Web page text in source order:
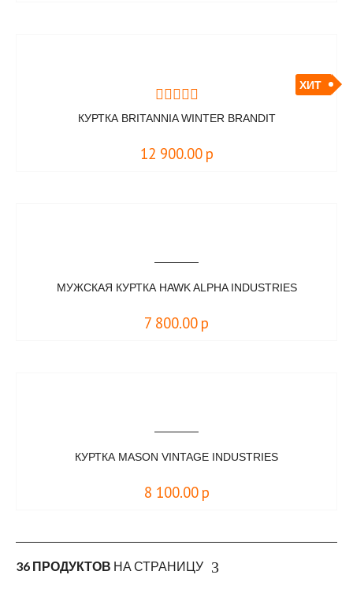
ХИТ
КУРТКА BRITANNIA WINTER BRANDIT
12 900.00 р
МУЖСКАЯ КУРТКА HAWK ALPHA INDUSTRIES
7 800.00 р
КУРТКА MASON VINTAGE INDUSTRIES
8 100.00 р
36 ПРОДУКТОВ НА СТРАНИЦУ